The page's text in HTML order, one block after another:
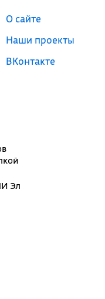
Эл
О сайте
Наши проекты
ВКонтакте